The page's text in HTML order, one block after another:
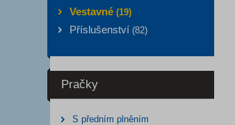
Vestavné (19)
Příslušenství (82)
Pračky
S předním plněním